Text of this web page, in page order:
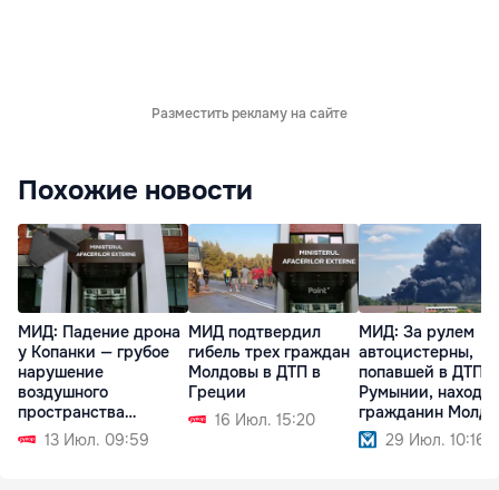
Разместить рекламу на сайте
Похожие новости
МИД: Падение дрона
у Копанки — грубое
нарушение
воздушного
пространства
Молдовы
13 Июл. 09:59
МИД подтвердил
гибель трех граждан
Молдовы в ДТП в
Греции
16 Июл. 15:20
МИД: За рулем
автоцистерны,
попавшей в ДТП в
Румынии,
гражданин
29 Июл. 10:16